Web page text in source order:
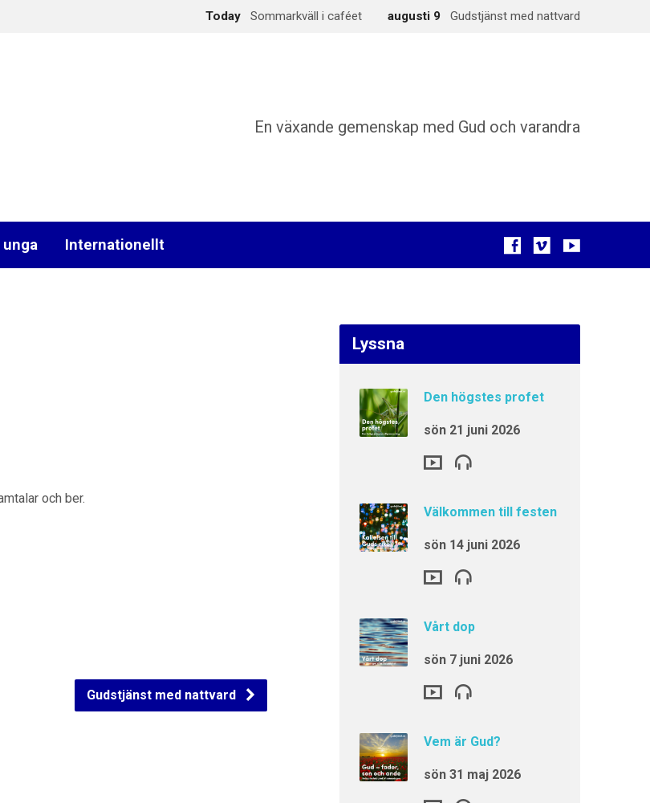
Today Sommarkväll i caféet augusti 9 Gudstjänst med nattvard
En växande gemenskap med Gud och varandra
unga Internationellt
och ber.
Gudstjänst med nattvard
Lyssna
Den högstes profet
sön 21 juni 2026
Välkommen till festen
sön 14 juni 2026
Vårt dop
sön 7 juni 2026
Vem är Gud?
sön 31 maj 2026